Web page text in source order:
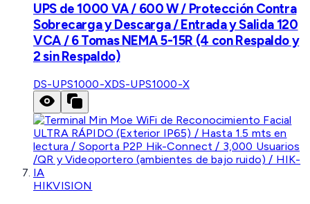
UPS de 1000 VA / 600 W / Protección Contra
Sobrecarga y Descarga / Entrada y Salida 120
VCA / 6 Tomas NEMA 5-15R (4 con Respaldo y
2 sin Respaldo)
DS-UPS1000-XDS-UPS1000-X
HIKVISION